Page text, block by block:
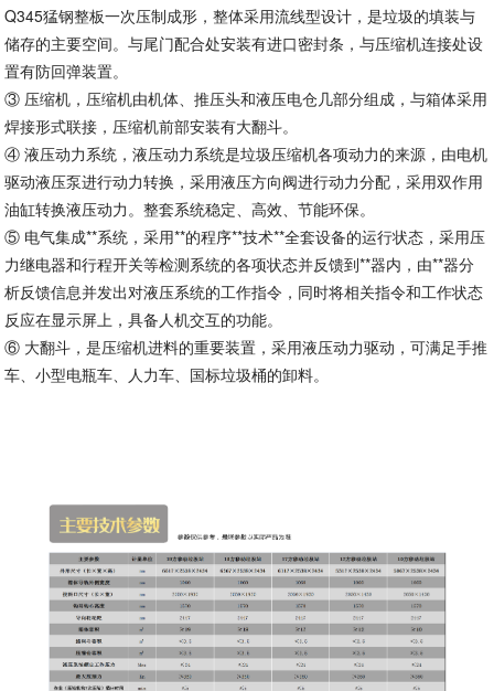
Q345猛钢整板一次压制成形，整体采用流线型设计，是垃圾的填装与
储存的主要空间。与尾门配合处安装有进口密封条，与压缩机连接处设
置有防回弹装置。
③ 压缩机，压缩机由机体、推压头和液压电仓几部分组成，与箱体采用
焊接形式联接，压缩机前部安装有大翻斗。
④ 液压动力系统，液压动力系统是垃圾压缩机各项动力的来源，由电机
驱动液压泵进行动力转换，采用液压方向阀进行动力分配，采用双作用
油缸转换液压动力。整套系统稳定、高效、节能环保。
⑤ 电气集成**系统，采用**的程序**技术**全套设备的运行状态，采用压
力继电器和行程开关等检测系统的各项状态并反馈到**器内，由**器分
析反馈信息并发出对液压系统的工作指令，同时将相关指令和工作状态
反应在显示屏上，具备人机交互的功能。
⑥ 大翻斗，是压缩机进料的重要装置，采用液压动力驱动，可满足手推
车、小型电瓶车、人力车、国标垃圾桶的卸料。